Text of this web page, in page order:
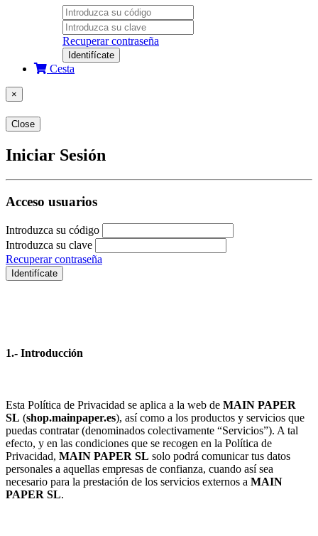
Recuperar contraseña
Identifícate
Cesta
×
Close
Iniciar Sesión
Acceso usuarios
Introduzca su código
Introduzca su clave
Recuperar contraseña
Identifícate
1.- Introducción
Esta Política de Privacidad se aplica a la web de MAIN PAPER
SL (shop.mainpaper.es), así como a los productos y servicios que
puedas contratar (denominados colectivamente “Servicios”). A tal
efecto, y en las condiciones que se recogen en la Política de
Privacidad, MAIN PAPER SL solo podrá comunicar tus datos
personales a aquellas empresas de confianza, cuando así sea
necesario para la prestación de los servicios externos a MAIN
PAPER SL.